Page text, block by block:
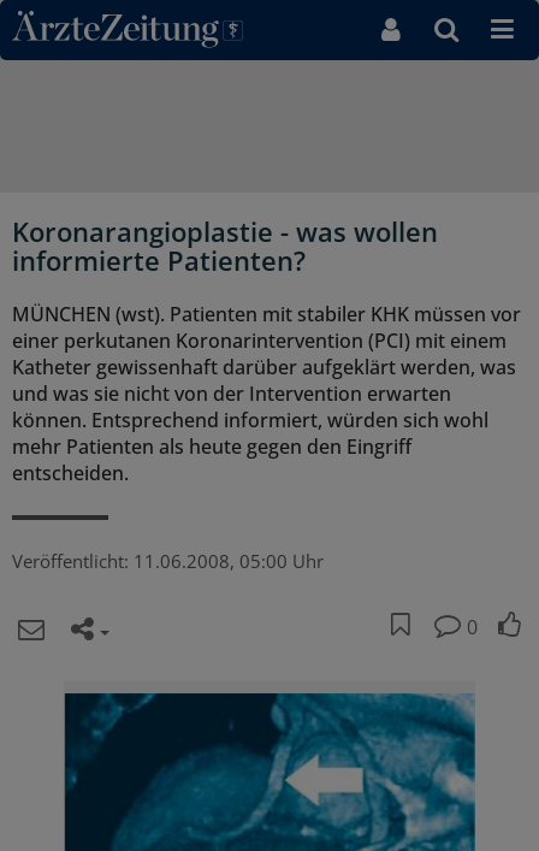
Direkt zum Inhaltsbereich
Koronarangioplastie - was wollen
informierte Patienten?
MÜNCHEN (wst). Patienten mit stabiler KHK müssen vor
einer perkutanen Koronarintervention (PCI) mit einem
Katheter gewissenhaft darüber aufgeklärt werden, was
und was sie nicht von der Intervention erwarten
können. Entsprechend informiert, würden sich wohl
mehr Patienten als heute gegen den Eingriff
entscheiden.
Veröffentlicht: 11.06.2008, 05:00 Uhr
0